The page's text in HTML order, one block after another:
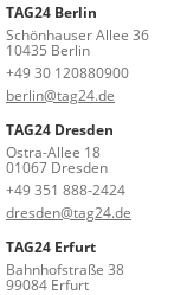
TAG24 Berlin
Schönhauser Allee 36
10435 Berlin
+49 30 120880900
berlin@tag24.de
TAG24 Dresden
Ostra-Allee 18
01067 Dresden
+49 351 888-2424
dresden@tag24.de
TAG24 Erfurt
Bahnhofstraße 38
99084 Erfurt